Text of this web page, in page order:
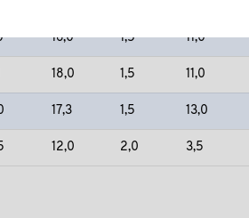
16,0 1,5 11,0
18,0 1,5 11,0
17,3 1,5 13,0
12,0 2,0 3,5